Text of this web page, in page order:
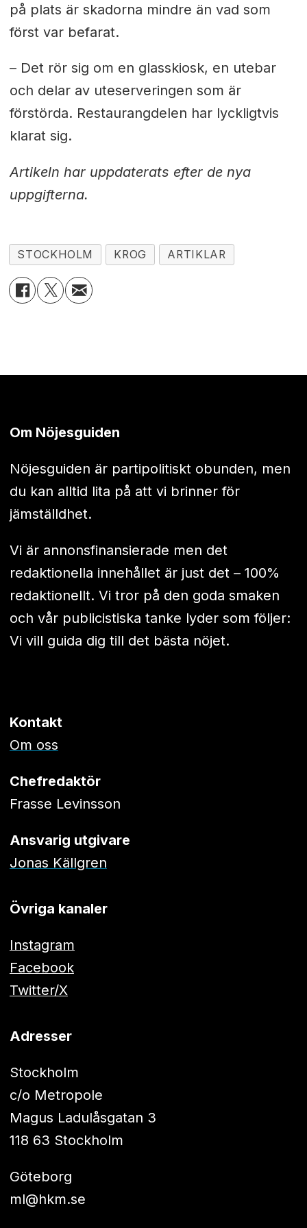
på plats är skadorna mindre än vad som
först var befarat.
– Det rör sig om en glasskiosk, en utebar
och delar av uteserveringen som är
förstörda. Restaurangdelen har lyckligtvis
klarat sig.
Artikeln har uppdaterats efter de nya
uppgifterna.
STOCKHOLM KROG ARTIKLAR
Om Nöjesguiden
Nöjesguiden är partipolitiskt obunden, men
du kan alltid lita på att vi brinner för
jämställdhet.
Vi är annonsfinansierade men det
redaktionella innehållet är just det – 100%
redaktionellt. Vi tror på den goda smaken
och vår publicistiska tanke lyder som följer:
Vi vill guida dig till det bästa nöjet.
Kontakt
Om oss
Chefredaktör
Frasse Levinsson
Ansvarig utgivare
Jonas Källgren
Övriga kanaler
Instagram
Facebook
Twitter/X
Adresser
Stockholm
c/o Metropole
Magus Ladulåsgatan 3
118 63 Stockholm
Göteborg
ml@hkm.se